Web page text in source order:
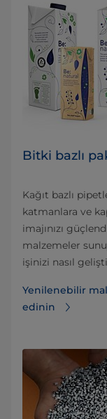
Bitki bazlı
Kağıt bazlı
katmanlara ve
imajınızı
malzemeler
işinizi nasıl
Yenilenebilir
edinin